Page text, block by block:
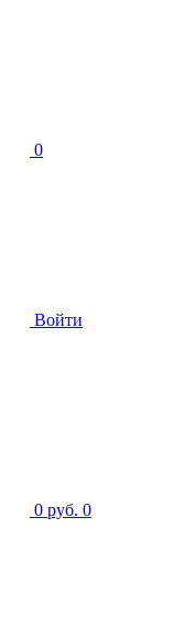
0
Войти
0 руб. 0